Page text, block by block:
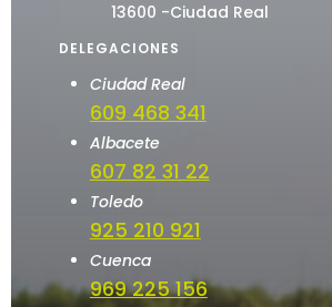
13600 -Ciudad Real
DELEGACIONES
Ciudad Real
609 468 341
Albacete
607 82 31 22
Toledo
925 210 921
Cuenca
969 225 156